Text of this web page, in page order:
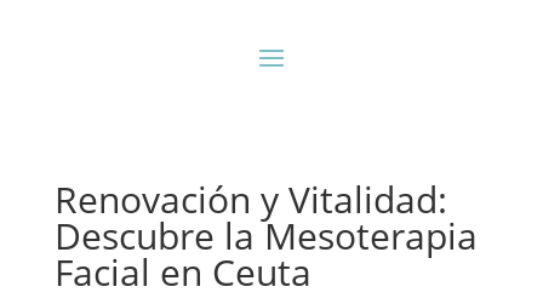
Renovación y Vitalidad:
Descubre la Mesoterapia
Facial en Ceuta